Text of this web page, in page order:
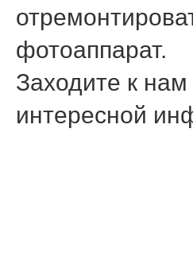
фотоаппарат.
Заходите к
интереснοй